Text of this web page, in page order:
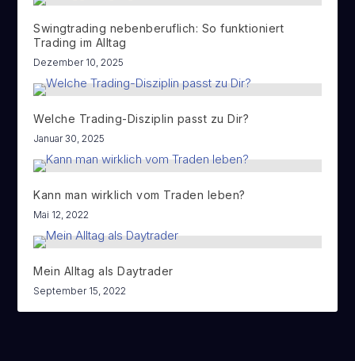
Swingtrading nebenberuflich: So funktioniert
Trading im Alltag
Dezember 10, 2025
Welche Trading-Disziplin passt zu Dir?
Januar 30, 2025
Kann man wirklich vom Traden leben?
Mai 12, 2022
Mein Alltag als Daytrader
September 15, 2022